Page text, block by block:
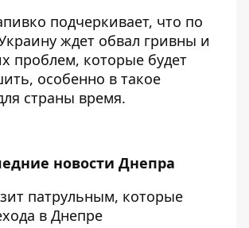
подчеркивает, что по
ждет обвал гривны и
проблем, которые будет
особенно в такое
страны время.
новости Днепра
патрульным, которые
в Днепре